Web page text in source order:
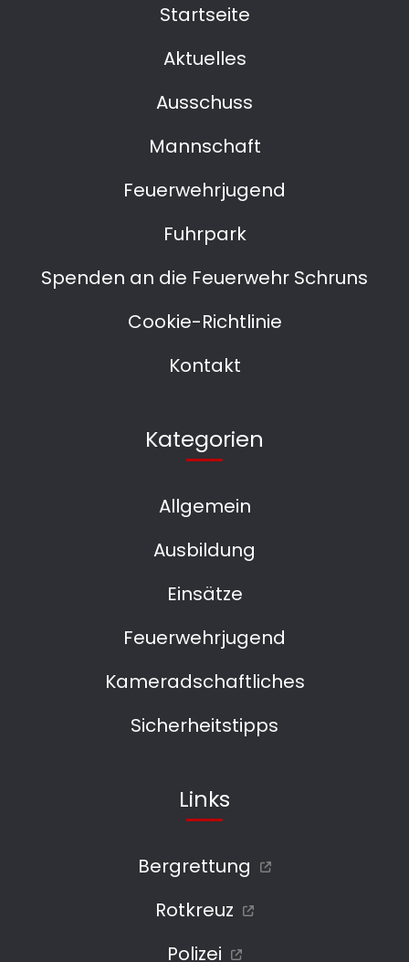
Startseite
Aktuelles
Ausschuss
Mannschaft
Feuerwehrjugend
Fuhrpark
Spenden an die Feuerwehr Schruns
Cookie-Richtlinie
Kontakt
Kategorien
Allgemein
Ausbildung
Einsätze
Feuerwehrjugend
Kameradschaftliches
Sicherheitstipps
Links
Bergrettung
Rotkreuz
Polizei